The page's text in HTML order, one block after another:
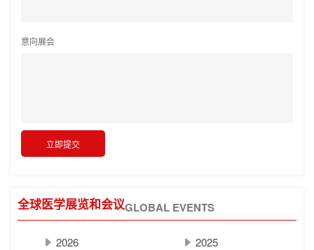
意向展会
全球医学展览和会议GLOBAL EVENTS
2026 2025